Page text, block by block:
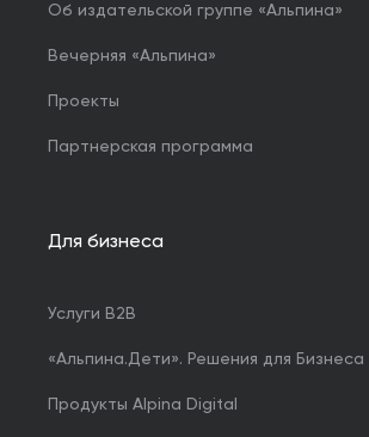
Об издательской группе «Альпина»
Вечерняя «Альпина»
Проекты
Партнерская программа
Для бизнеса
Услуги B2B
«Альпина.Дети». Решения для Бизнеса
Продукты Alpina Digital